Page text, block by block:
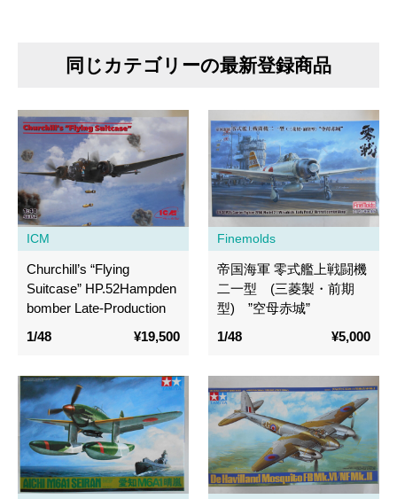
同じカテゴリーの最新登録商品
ICM
Churchill’s “Flying
Suitcase” HP.52Hampden
bomber Late-Production
1/48
¥19,500
Finemolds
帝国海軍 零式艦上戦闘機
二一型 (三菱製・前期
型) ”空母赤城”
1/48
¥5,000